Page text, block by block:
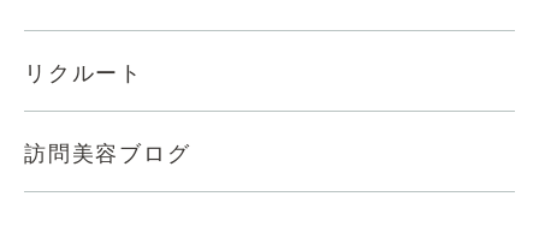
リクルート
訪問美容ブログ